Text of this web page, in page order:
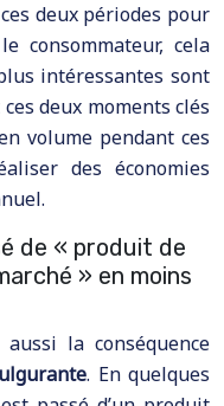
deux périodes pour
consommateur, cela
intéressantes sont
deux moments clés
volume pendant ces
des économies
de « produit de
» en moins
la conséquence
. En quelques